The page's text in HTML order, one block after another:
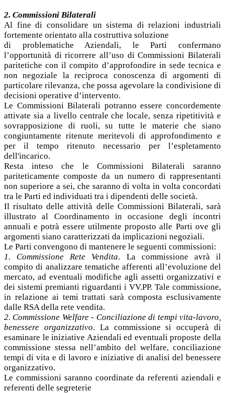
2. Commissioni Bilaterali
Al fine di consolidare un sistema di relazioni industriali
fortemente orientato alla costruttiva soluzione
di problematiche Aziendali, le Parti confermano
l’opportunità di ricorrere all’uso di Commissioni Bilaterali
paritetiche con il compito d’approfondire in sede tecnica e
non negoziale la reciproca conoscenza di argomenti di
particolare rilevanza, che possa agevolare la condivisione di
decisioni operative d’intervento.
Le Commissioni Bilaterali potranno essere concordemente
attivate sia a livello centrale che locale, senza ripetitività e
sovrapposizione di ruoli, su tutte le materie che siano
congiuntamente ritenute meritevoli di approfondimento e
per il tempo ritenuto necessario per l’espletamento
dell'incarico.
Resta inteso che le Commissioni Bilaterali saranno
pariteticamente composte da un numero di rappresentanti
non superiore a sei, che saranno di volta in volta concordati
tra le Parti ed individuati tra i dipendenti delle società.
Il risultato delle attività delle Commissioni Bilaterali, sarà
illustrato al Coordinamento in occasione degli incontri
annuali e potrà essere utilmente proposto alle Parti ove gli
argomenti siano caratterizzati da implicazioni negoziali.
Le Parti convengono di mantenere le seguenti commissioni:
1. Commissione Rete Vendita. La commissione avrà il
compito di analizzare tematiche afferenti all’evoluzione del
mercato, ad eventuali modifiche agli assetti organizzativi e
dei sistemi premianti riguardanti i VV.PP. Tale commissione,
in relazione ai temi trattati sarà composta esclusivamente
dalle RSA della rete vendita.
2. Commissione Welfare - Conciliazione di tempi vita-lavoro,
benessere organizzativo. La commissione si occuperà di
esaminare le iniziative Aziendali ed eventuali proposte della
commissione stessa nell’ambito del welfare, conciliazione
tempi di vita e di lavoro e iniziative di analisi del benessere
organizzativo.
Le commissioni saranno coordinate da referenti aziendali e
referenti delle segreterie